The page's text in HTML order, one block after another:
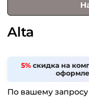
Alta
5% скидка на
По вашему